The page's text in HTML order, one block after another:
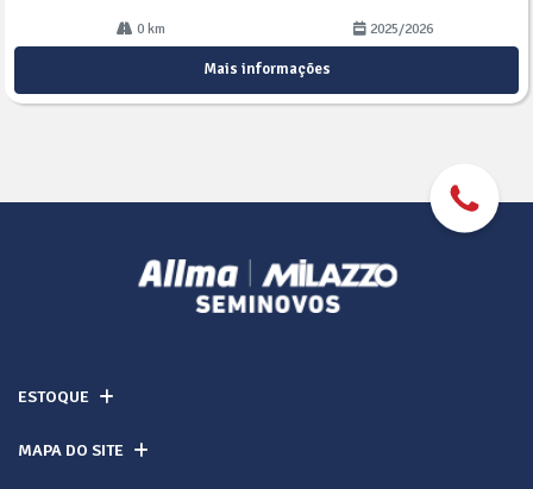
0 km 2025/2026
Mais informações
ESTOQUE
MAPA DO SITE